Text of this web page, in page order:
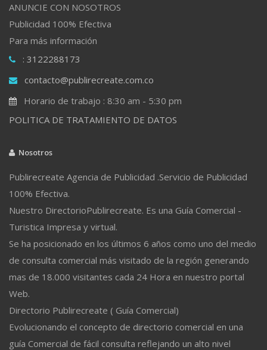
ANUNCIE CON NOSOTROS
Publicidad 100% Efectiva
Para más información
: 3122288173
contacto@publirecreate.com.co
Horario de trabajo : 8:30 am - 5:30 pm
POLITICA DE TRATAMIENTO DE DATOS
Nosotros
Publirecreate Agencia de Publicidad .Servicio de Publicidad
100% Efectiva.
Nuestro DirectorioPublirecreate. Es una Guía Comercial -
Turistica Impresa y virtual.
Se ha posicionado en los últimos 6 años como uno del medio
de consulta comercial más visitado de la región generando
mas de 18.000 visitantes cada 24 Hora en nuestro portal
Web.
Directorio Publirecreate ( Guía Comercial)
Evolucionando el concepto de directorio comercial en una
guía Comercial de fácil consulta reflejando un alto nivel